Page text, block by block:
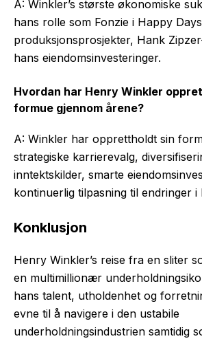
A: Winkler’s største økonomiske
hans rolle som Fonzie i Happy
produksjonsprosjekter, Hank
hans eiendomsinvesteringer.
Hvordan har Henry Winkler
formue gjennom årene?
A: Winkler har opprettholdt sin
strategiske karrierevalg,
inntektskilder, smarte
kontinuerlig tilpasning til endringer i
Konklusjon
Henry Winkler’s reise fra en sliter
en multimillionær
hans talent, utholdenhet og
evne til å navigere i den ustabile
underholdningsindustrien samtidig